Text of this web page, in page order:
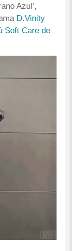
Azul’,
D.Vinity
Soft Care de